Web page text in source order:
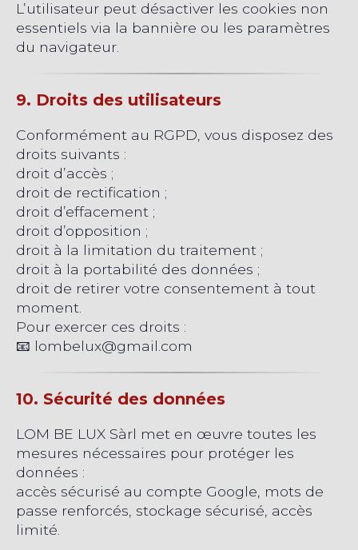
L’utilisateur peut désactiver les cookies non
essentiels via la bannière ou les paramètres
du navigateur.
9. Droits des utilisateurs
Conformément au RGPD, vous disposez des
droits suivants :
droit d’accès ;
droit de rectification ;
droit d’effacement ;
droit d’opposition ;
droit à la limitation du traitement ;
droit à la portabilité des données ;
droit de retirer votre consentement à tout
moment.
Pour exercer ces droits :
📧 lombelux@gmail.com
10. Sécurité des données
LOM BE LUX Sàrl met en œuvre toutes les
mesures nécessaires pour protéger les
données :
accès sécurisé au compte Google, mots de
passe renforcés, stockage sécurisé, accès
limité.